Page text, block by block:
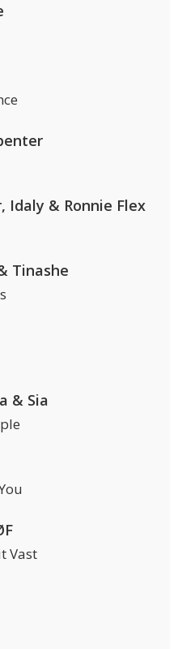
Idaly & Ronnie Flex
Tinashe
& Sia
Vast